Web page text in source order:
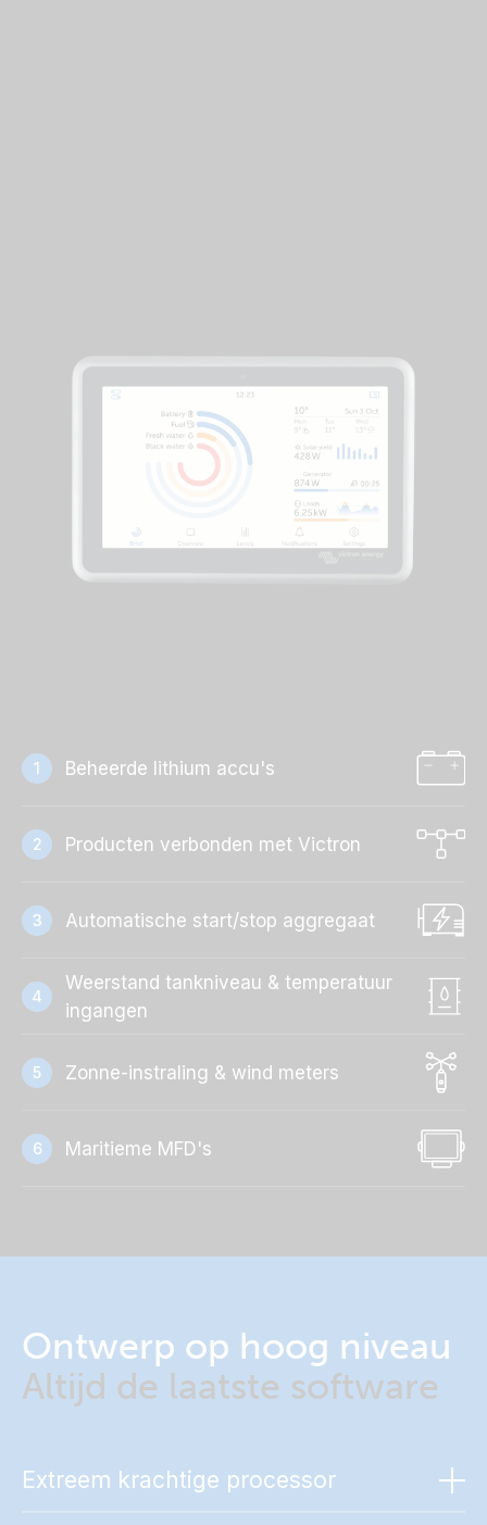
1 Beheerde lithium accu's
2 Producten verbonden met Victron
3 Automatische start/stop aggregaat
4
Weerstand tankniveau & temperatuur
ingangen
5 Zonne-instraling & wind meters
6 Maritieme MFD's
Ontwerp op hoog niveau
Altijd de laatste software
Extreem krachtige processor